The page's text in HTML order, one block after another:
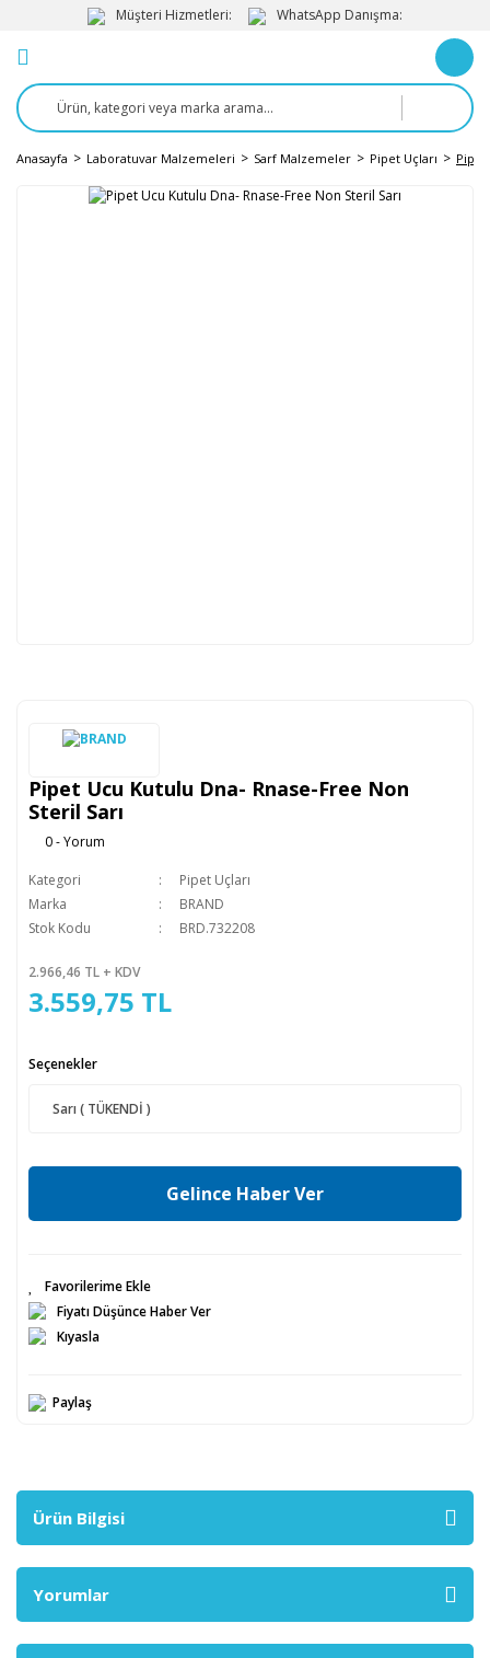
Müşteri Hizmetleri: WhatsApp Danışma:
Anasayfa Laboratuvar Malzemeleri Sarf Malzemeler Pipet Uçları Pipet
Pipet Ucu Kutulu Dna- Rnase-Free Non
Steril Sarı
0 - Yorum
Kategori
Pipet Uçları
Marka
BRAND
Stok Kodu
BRD.732208
2.966,46 TL + KDV
3.559,75 TL
Seçenekler
Gelince Haber Ver
Fiyatı Düşünce Haber Ver
Kıyasla
Paylaş
Ürün Bilgisi
Yorumlar